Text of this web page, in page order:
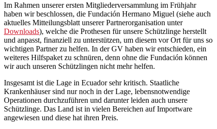
Im Rahmen unserer ersten Mitgliederversammlung im Frühjahr
haben wir beschlossen, die Fundación Hermano Miguel (siehe auch
aktuelles Mitteilungsblatt unserer Partnerorganisation unter
Downloads), welche die Prothesen für unsere Schützlinge herstellt
und anpasst, finanziell zu unterstützen, um diesem vor Ort für uns so
wichtigen Partner zu helfen. In der GV haben wir entschieden, ein
weiteres Hilfspaket zu schnüren, denn ohne die Fundación können
wir auch unseren Schützlingen nicht mehr helfen.
Insgesamt ist die Lage in Ecuador sehr kritisch. Staatliche
Krankenhäuser sind nur noch in der Lage, lebensnotwendige
Operationen durchzuführen und darunter leiden auch unsere
Schützlinge. Das Land ist in vielen Bereichen auf Importware
angewiesen und diese hat ihren Preis.